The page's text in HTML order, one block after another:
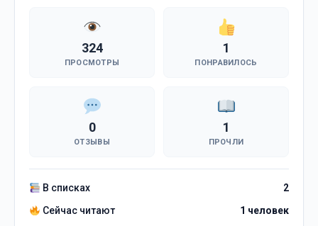
324
ПРОСМОТРЫ
1
ПОНРАВИЛОСЬ
0
ОТЗЫВЫ
1
ПРОЧЛИ
В списках
2
Сейчас читают
1 человек